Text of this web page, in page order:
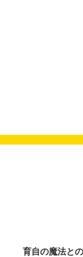
育自の魔法と